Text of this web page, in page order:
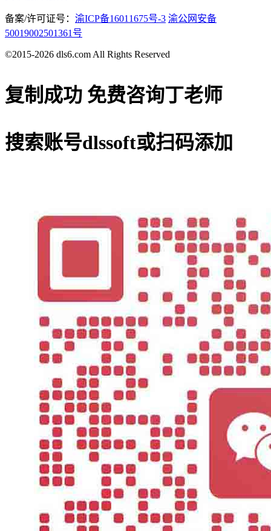
备案/许可证号： 渝ICP备16011675号-3 渝公网安备
50019002501361号
©2015-2026 dls6.com All Rights Reserved
复制成功 免费咨询丁老师
搜索账号dlssoft或扫码添加